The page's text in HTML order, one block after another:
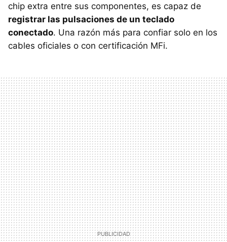
chip extra entre sus componentes, es capaz de
registrar las pulsaciones de un teclado
conectado. Una razón más para confiar solo en los
cables oficiales o con certificación MFi.